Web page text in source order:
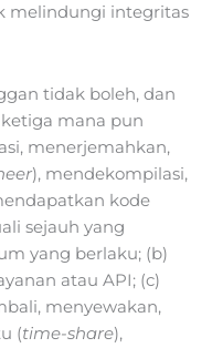
melindungi integritas
tidak boleh, dan
mana pun
menerjemahkan,
), mendekompilasi,
kode
sejauh yang
yang berlaku; (b)
atau API; (c)
menyewakan,
(time-share),